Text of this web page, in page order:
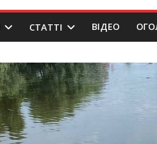
СТАТТІ ВIДЕО